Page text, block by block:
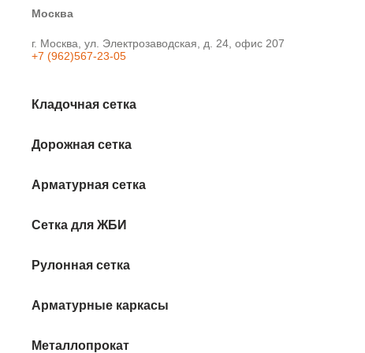
Москва
г. Москва, ул. Электрозаводская, д. 24, офис 207
+7 (962)567-23-05
Кладочная сетка
Дорожная сетка
Арматурная сетка
Сетка для ЖБИ
Рулонная сетка
Арматурные каркасы
Металлопрокат